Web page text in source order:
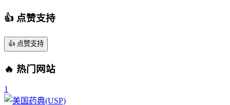
👍 点赞支持
👍 点赞支持
🔥 热门网站
1